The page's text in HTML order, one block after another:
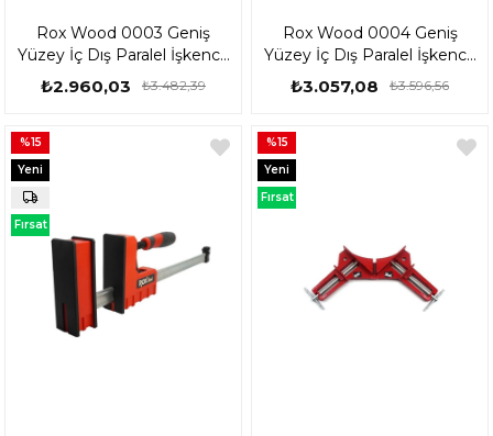
Rox Wood 0003 Geniş
Yüzey İç Dış Paralel İşkence
800 mm 153ROX0003
₺2.960,03 ₺3.482,39
Rox Wood 0004 Geniş
Yüzey İç Dış Paralel İşkence
1000 mm 153ROX0004
₺3.057,08 ₺3.596,56
%15
Yeni
Ürün
Fırsat
%15
Yeni
Ürün
Fırsat